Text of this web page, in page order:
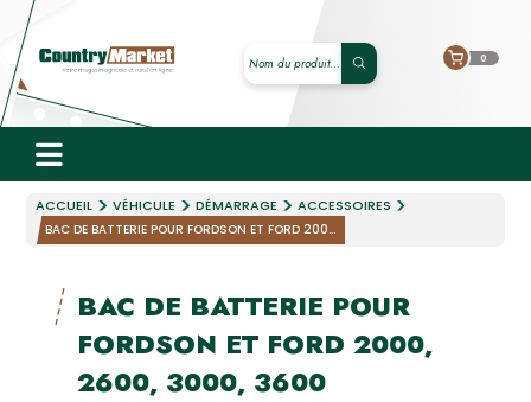
0
ACCUEIL VÉHICULE DÉMARRAGE ACCESSOIRES
BAC DE BATTERIE POUR FORDSON ET FORD 200...
BAC DE BATTERIE POUR
FORDSON ET FORD 2000,
2600, 3000, 3600